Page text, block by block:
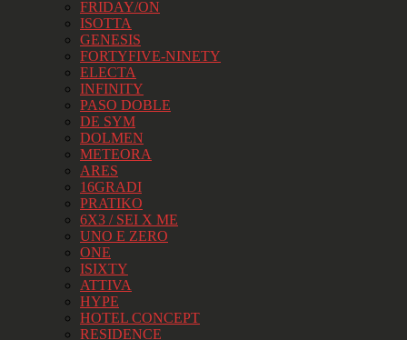
FRIDAY/ON
ISOTTA
GENESIS
FORTYFIVE-NINETY
ELECTA
INFINITY
PASO DOBLE
DE SYM
DOLMEN
METEORA
ARES
16GRADI
PRATIKO
6X3 / SEI X ME
UNO E ZERO
ONE
ISIXTY
ATTIVA
HYPE
HOTEL CONCEPT
RESIDENCE